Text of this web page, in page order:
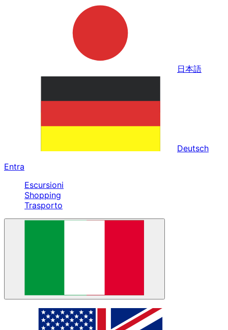
日本語
Deutsch
Entra
Escursioni
Shopping
Trasporto